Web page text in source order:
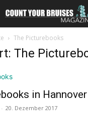
The Picturebooks
The
in Hannover
- 20. Dezember 2017